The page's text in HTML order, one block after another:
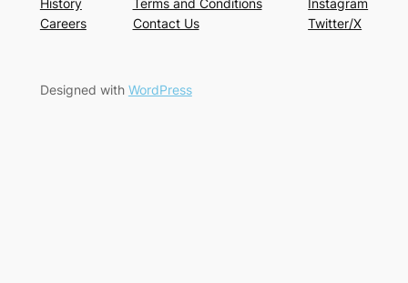
History
Careers
Terms and Conditions
Contact Us
Instagram
Twitter/X
Designed with WordPress